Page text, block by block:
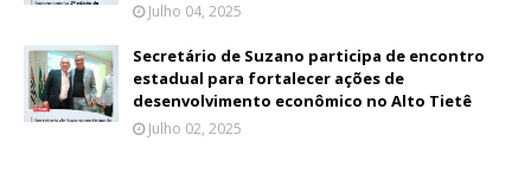
Julho 04, 2025
Secretário de Suzano participa de encontro
estadual para fortalecer ações de
desenvolvimento econômico no Alto Tietê
Julho 02, 2025